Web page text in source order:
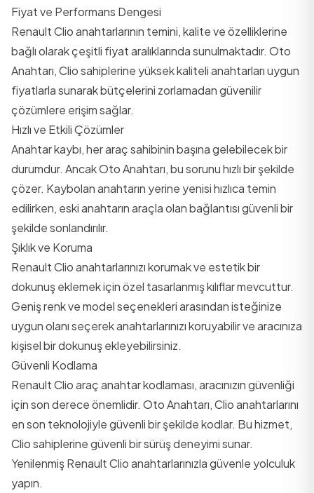
Fiyat ve Performans Dengesi
Renault Clio anahtarlarının temini, kalite ve özelliklerine
bağlı olarak çeşitli fiyat aralıklarında sunulmaktadır. Oto
Anahtarı, Clio sahiplerine yüksek kaliteli anahtarları uygun
fiyatlarla sunarak bütçelerini zorlamadan güvenilir
çözümlere erişim sağlar.
Hızlı ve Etkili Çözümler
Anahtar kaybı, her araç sahibinin başına gelebilecek bir
durumdur. Ancak Oto Anahtarı, bu sorunu hızlı bir şekilde
çözer. Kaybolan anahtarın yerine yenisi hızlıca temin
edilirken, eski anahtarın araçla olan bağlantısı güvenli bir
şekilde sonlandırılır.
Şıklık ve Koruma
Renault Clio anahtarlarınızı korumak ve estetik bir
dokunuş eklemek için özel tasarlanmış kılıflar mevcuttur.
Geniş renk ve model seçenekleri arasından isteğinize
uygun olanı seçerek anahtarlarınızı koruyabilir ve aracınıza
kişisel bir dokunuş ekleyebilirsiniz.
Güvenli Kodlama
Renault Clio araç anahtar kodlaması, aracınızın güvenliği
için son derece önemlidir. Oto Anahtarı, Clio anahtarlarını
en son teknolojiyle güvenli bir şekilde kodlar. Bu hizmet,
Clio sahiplerine güvenli bir sürüş deneyimi sunar.
Yenilenmiş Renault Clio anahtarlarınızla güvenle yolculuk
yapın.